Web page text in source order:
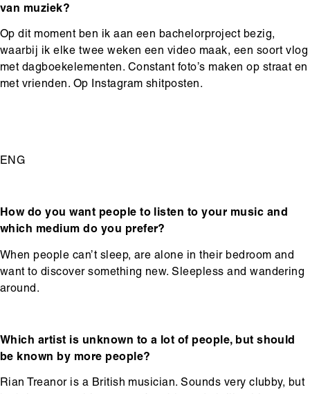
van muziek?
Op dit moment ben ik aan een bachelorproject bezig,
waarbij ik elke twee weken een video maak, een soort vlog
met dagboekelementen. Constant foto’s maken op straat en
met vrienden. Op Instagram shitposten.
ENG
How do you want people to listen to your music and
which medium do you prefer?
When people can’t sleep, are alone in their bedroom and
want to discover something new. Sleepless and wandering
around.
Which artist is unknown to a lot of people, but should
be known by more people?
Rian Treanor is a British musician. Sounds very clubby, but